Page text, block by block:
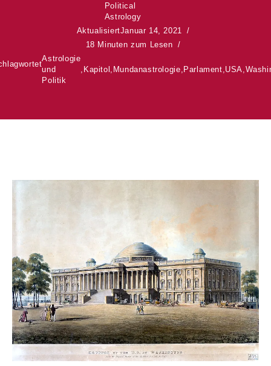
Political
Astrology
AktualisiertJanuar 14, 2021
18 Minuten zum Lesen
Astrologie
und
Politik
Kapitol Mundanastrologie Parlament USA